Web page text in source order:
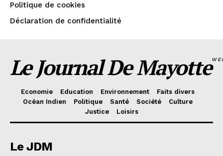
Politique de cookies
Déclaration de confidentialité
Le Journal De Mayotte
Economie Education Environnement
Faits divers
Océan Indien
Politique Santé Société
Culture
Justice
Loisirs
Le JDM